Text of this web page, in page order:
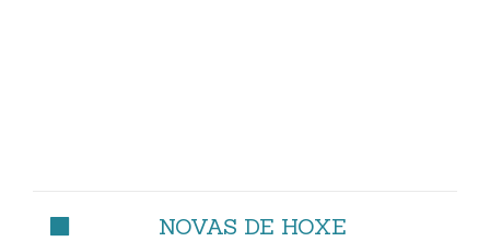
NOVAS DE HOXE